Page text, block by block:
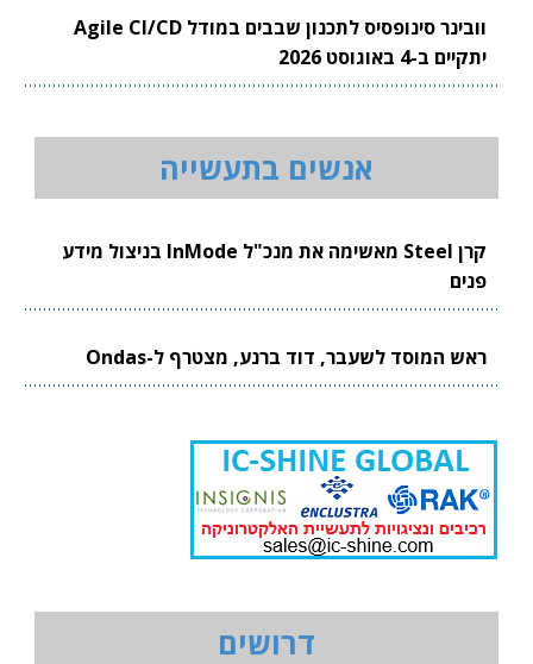
וובינר סינופסיס לתכנון שבבים במודל Agile CI/CD
יתקיים ב-4 באוגוסט 2026
אנשים בתעשייה
קרן Steel מאשימה את מנכ"ל InMode בניצול מידע
פנים
ראש המוסד לשעבר, דוד ברנע, מצטרף ל-Ondas
דרושים